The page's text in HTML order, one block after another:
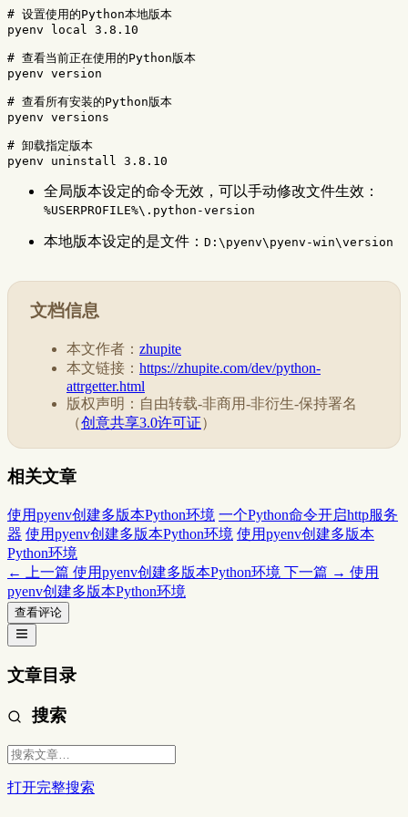
# 设置使用的Python本地版本
pyenv
local 3.8.10
# 查看当前正在使用的Python版本
pyenv version
# 查看所有安装的Python版本
pyenv versions
# 卸载指定版本
全局版本设定的命令无效，可以手动修改文件生效：
%USERPROFILE%\.python-version
本地版本设定的是文件： D:\pyenv\pyenv-win\version
文档信息
本文作者： zhupite
本文链接： https://zhupite.com/dev/python-
attrgetter.html
版权声明：自由转载-非商用-非衍生-保持署名
（创意共享3.0许可证）
相关文章
使用pyenv创建多版本Python环境 一个Python命令开启http服务
器 使用pyenv创建多版本Python环境 使用pyenv创建多版本
Python环境
← 上一篇 使用pyenv创建多版本Python环境 下一篇 → 使用
pyenv创建多版本Python环境
查看评论
文章目录
搜索
打开完整搜索